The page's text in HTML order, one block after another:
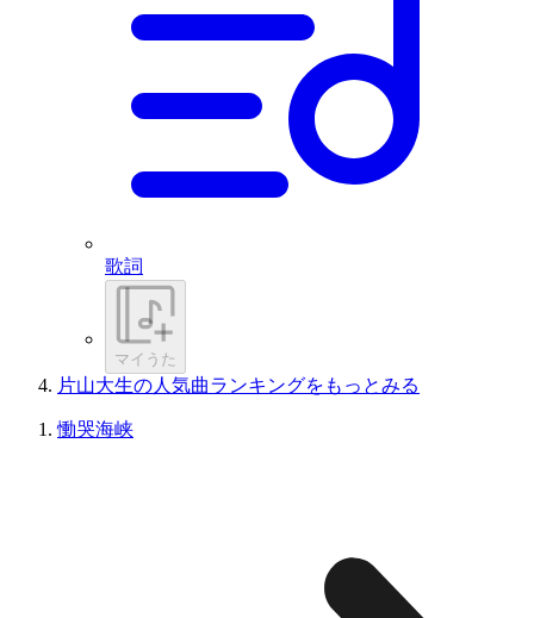
歌詞
マイうた
片山大生の人気曲ランキングをもっとみる
慟哭海峡